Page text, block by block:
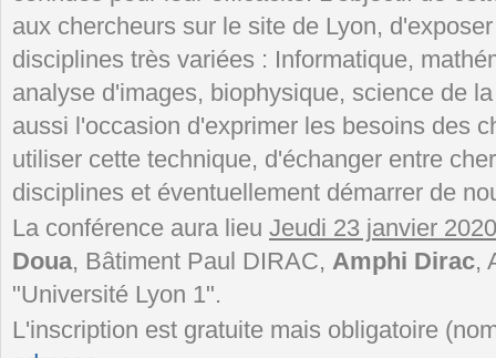
aux chercheurs sur le site de Lyon,
disciplines très variées : Informatique,
analyse d'images, biophysique, science de
aussi l'occasion d'exprimer les besoins des
utiliser cette technique, d'échanger entre
disciplines et éventuellement démarrer de
La conférence aura lieu Jeudi 23 janvier
Doua, Bâtiment Paul DIRAC, Amphi Dirac,
"Université Lyon 1".
L'inscription est gratuite mais obligatoire